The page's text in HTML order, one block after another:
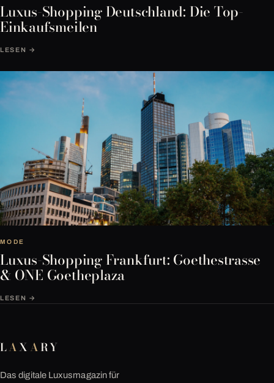
Luxus-Shopping Deutschland: Die Top-
Einkaufsmeilen
LESEN →
MODE
Luxus-Shopping Frankfurt: Goethestrasse
& ONE Goetheplaza
LESEN →
LAXARY
Das digitale Luxusmagazin für